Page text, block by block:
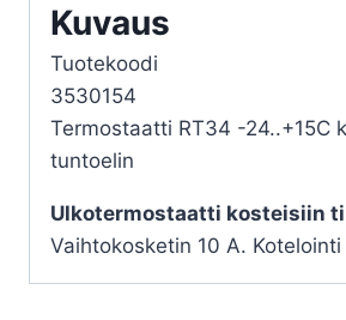
Kuvaus
Tuotekoodi
3530154
Termostaatti RT34 -24..+15C
tuntoelin
Ulkotermostaatti kosteisiin
Vaihtokosketin 10 A. Kotelointi